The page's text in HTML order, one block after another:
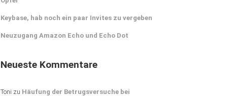
Keybase, hab noch ein paar Invites zu vergeben
Neuzugang Amazon Echo und Echo Dot
Neueste Kommentare
Toni zu Häufung der Betrugsversuche bei